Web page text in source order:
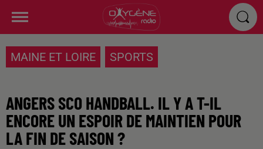
MAINE ET LOIRE SPORTS
ANGERS SCO HANDBALL. IL Y A T-IL
ENCORE UN ESPOIR DE MAINTIEN POUR
LA FIN DE SAISON ?